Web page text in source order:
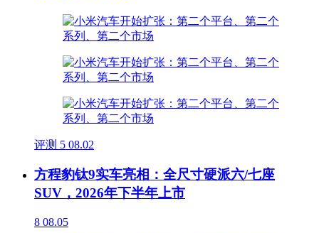
评测 5 08.02
方程豹钛9实车亮相：全尺寸硬派六/七座
SUV，2026年下半年上市
8 08.05